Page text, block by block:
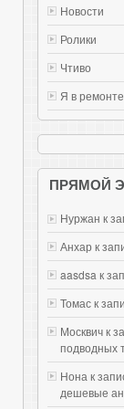
Новости
Ролики
Чтиво
Я в ремонте
ПРЯМОЙ
Нуржан к
Анхар к
aasdsa к
Томас к
Москвич к
подводных
Нона к
дешевые